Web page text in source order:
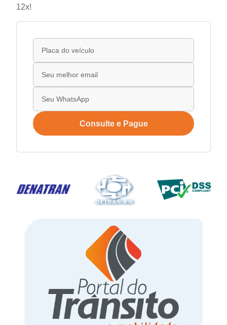
12x!
Consulte e Pague